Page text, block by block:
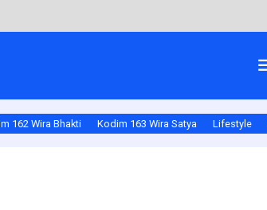
Sambut HUT Bhayangkara Ke-80
162 Wira Bhakti Kodim 163 Wira Satya Lifestyle